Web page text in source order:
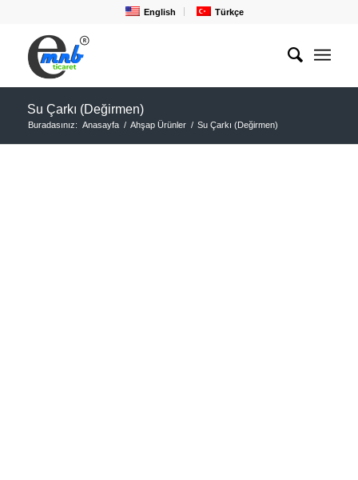
English Türkçe
Su Çarkı (Değirmen)
Buradasınız: Anasayfa / Ahşap Ürünler / Su Çarkı (Değirmen)